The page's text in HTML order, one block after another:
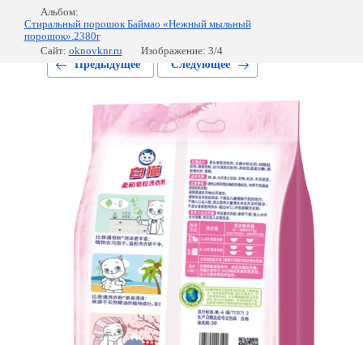
Альбом:
Стиральный порошок Баймао «Нежный мыльный
порошок».2380г
Сайт: oknovknr.ru
Изображение: 3/4
Предыдущее
Следующее